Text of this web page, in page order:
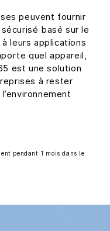
peuvent fournir
basé sur le
leurs applications
quel appareil,
est une solution
à rester
pendant 1 mois dans le